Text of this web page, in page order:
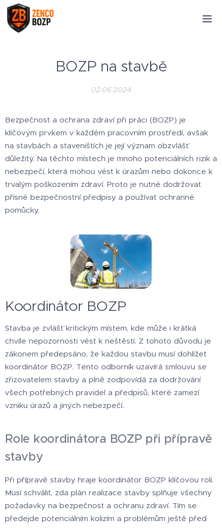
BOZP na stavbě
02.06.2024
Bezpečnost a ochrana zdraví při práci (BOZP) je
klíčovým prvkem v každém pracovním prostředí, avšak
na stavbách a staveništích je její význam obzvlášť
důležitý. Na těchto místech je mnoho potenciálních rizik a
nebezpečí, která mohou vést k úrazům nebo dokonce k
trvalým poškozením zdraví. Proto je nutné dodržovat
přísné bezpečnostní předpisy a používat ochranné
pomůcky.
Koordinátor BOZP
Stavba je zvlášť kritickým místem, kde může i krátká
chvíle nepozornosti vést k neštěstí. Z tohoto důvodu je
zákonem předepsáno, že každou stavbu musí dohlížet
koordinátor BOZP. Tento odborník uzavírá smlouvu se
zřizovatelem stavby a plně zodpovídá za dodržování
všech potřebných pravidel a předpisů, které zamezí
vzniku úrazů a jiných nebezpečí.
Role koordinátora BOZP při přípravě
stavby
Při přípravě stavby hraje koordinátor BOZP klíčovou roli.
Musí schválit, zda plán realizace stavby splňuje všechny
požadavky na bezpečnost a ochranu zdraví. Tím se
předejde potenciálním kolizím a problémům ještě před